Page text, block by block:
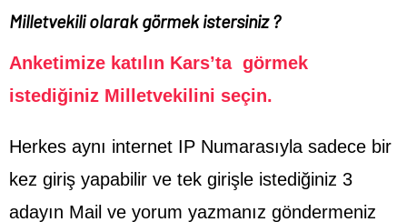
Milletvekili olarak görmek istersiniz ?
Anketimize katılın Kars’ta görmek
istediğiniz Milletvekilini seçin.
Herkes aynı internet IP Numarasıyla sadece bir
kez giriş yapabilir ve tek girişle istediğiniz 3
adayın Mail ve yorum yazmanız göndermeniz